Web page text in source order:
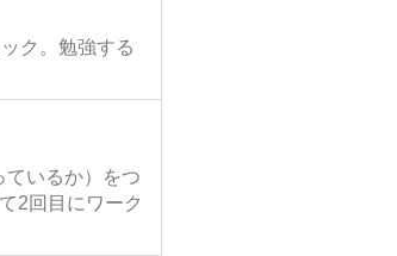
ク。勉強する
いるか）をつ
2回目にワーク